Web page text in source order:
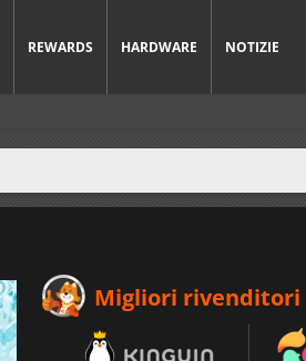
REWARDS HARDWARE NOTIZIE
Migliori rivenditori